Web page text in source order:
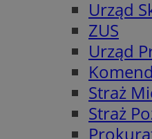
Urząd
ZUS
Urząd
Straż
Straż